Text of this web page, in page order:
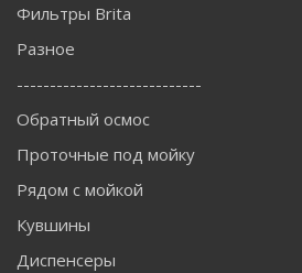
Фильтры Brita
Разное
----------------------------
Обратный осмос
Проточные под мойку
Рядом с мойкой
Кувшины
Диспенсеры